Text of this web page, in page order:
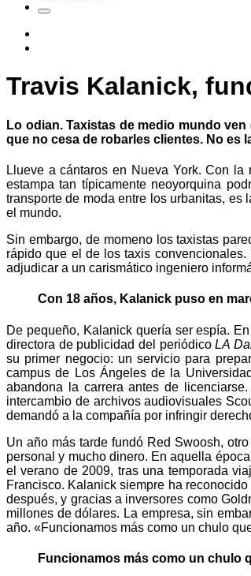
Travis Kalanick,
Lo odian. Taxistas de medio mundo
que no cesa de robarles clientes. No es
Llueve a cántaros en Nueva York. Con
estampa tan típicamente neoyorquina
transporte de moda entre los urbanitas,
el mundo.
Sin embargo, de momeno los taxistas
rápido que el de los taxis
adjudicar a un carismático ingeniero
Con 18 años, Kalanick puso en
De pequeño, Kalanick quería ser espía.
directora de publicidad del periódicoLA
su primer negocio: un servicio para
campus de Los Ángeles de la
abandona la carrera antes de
intercambio de archivos audiovisuales
demandó a la compañía por infringir
Un año más tarde fundó Red Swoosh,
personal y mucho dinero. En aquella
el verano de 2009, tras una temporada
Francisco. Kalanick siempre ha
después, y gracias a inversores como
millones de dólares. La empresa, sin
año. «Funcionamos más como un chulo
Funcionamos más como un chulo